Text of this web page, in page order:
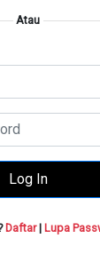
Atau
Daftar| Lupa